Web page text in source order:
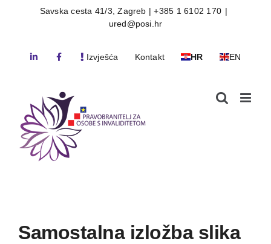
Savska cesta 41/3, Zagreb | +385 1 6102 170 |
ured@posi.hr
Izvješća Kontakt HR EN
Samostalna izložba slika